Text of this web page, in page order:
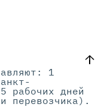
1
рабочих дней
перевозчика).